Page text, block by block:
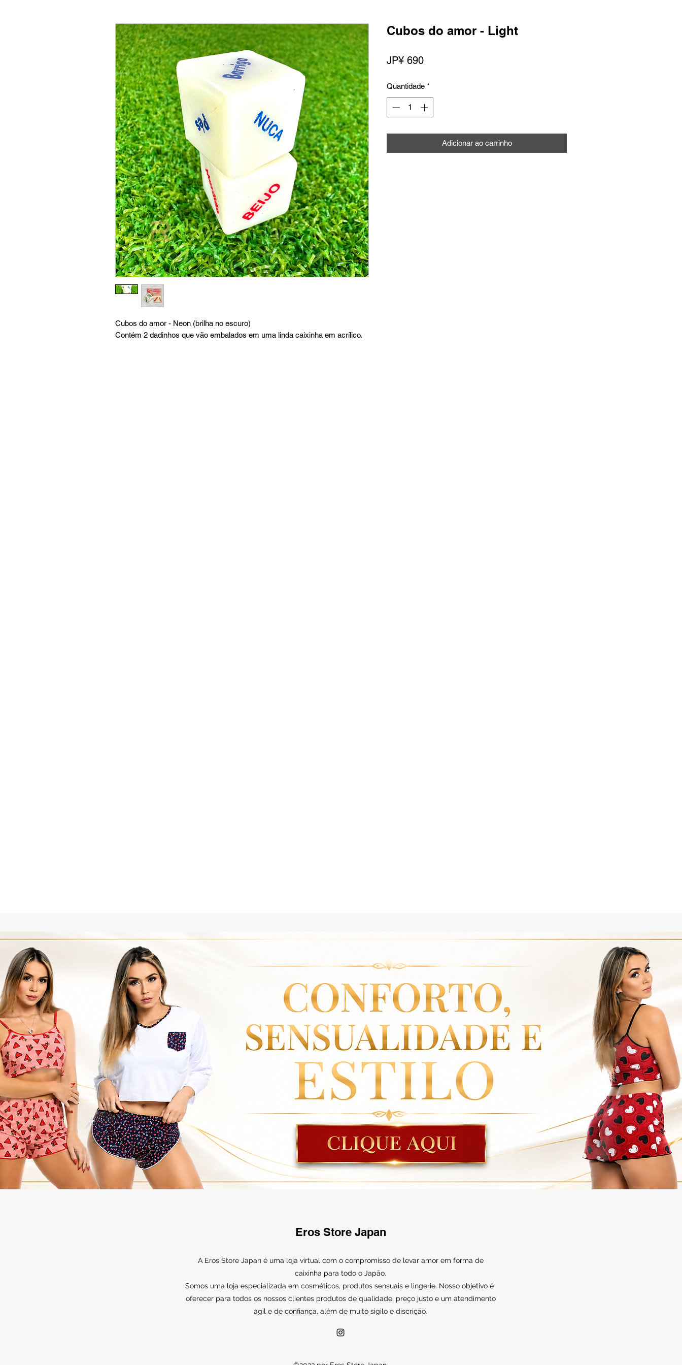
Cubos do amor - Neon (brilha no escuro)
Contém 2 dadinhos que vão embalados em uma linda caixinha em acrílico.
Cubos do amor - Light
JP¥ 690Preço
Quantidade *
Adicionar ao carrinho
Eros Store Japan
A Eros Store Japan é uma loja virtual com o compromisso de levar amor em forma de
caixinha para todo o Japão.
Somos uma loja especializada em cosméticos, produtos sensuais e lingerie. Nosso objetivo é
oferecer para todos os nossos clientes produtos de qualidade, preço justo e um atendimento
ágil e de confiança, além de muito sigilo e discrição.